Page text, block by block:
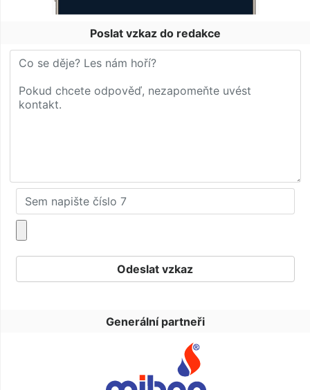
Poslat vzkaz do redakce
Generální partneři